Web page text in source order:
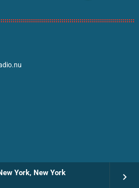
York, New York
keyboard_arrow_right